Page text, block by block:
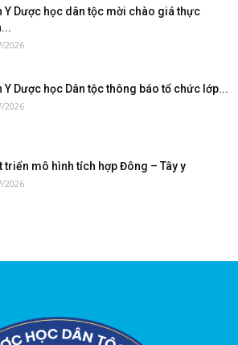
Y Dược học dân tộc mời chào giá thực
2026
Y Dược học Dân tộc thông báo tổ chức lớp...
2026
triển mô hình tích hợp Đông – Tây y
2026